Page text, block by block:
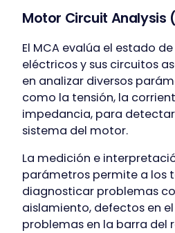
Motor Circuit Analysis
El MCA evalúa el estado
eléctricos y sus circuitos
en analizar diversos
como la tensión, la
impedancia, para
sistema del motor.
La medición e
parámetros permite a los
diagnosticar problemas
aislamiento, defectos en
problemas en la barra del